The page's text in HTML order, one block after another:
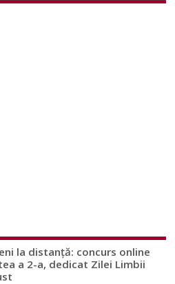
la distanță: concurs online
a 2-a, dedicat Zilei Limbii